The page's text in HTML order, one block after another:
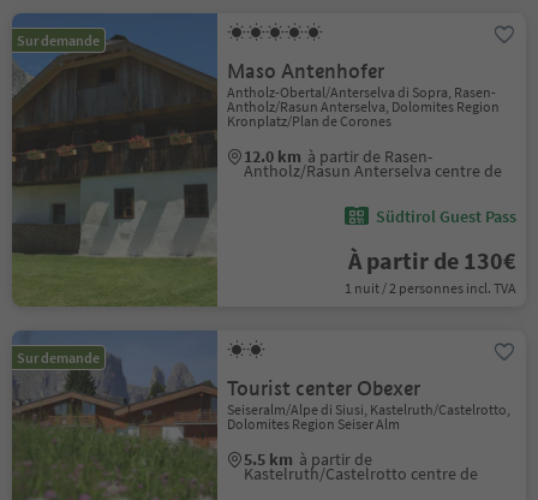
Sur demande
Maso Antenhofer
Antholz-Obertal/Anterselva di Sopra, Rasen-
Antholz/Rasun Anterselva, Dolomites Region
Kronplatz/Plan de Corones
12.0 km à partir de Rasen-
Antholz/Rasun Anterselva centre de
Südtirol Guest Pass
À partir de 130€
1 nuit / 2 personnes incl. TVA
Sur demande
Tourist center Obexer
Seiseralm/Alpe di Siusi, Kastelruth/Castelrotto,
Dolomites Region Seiser Alm
5.5 km à partir de
Kastelruth/Castelrotto centre de